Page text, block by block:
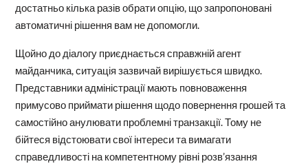
достатньо кілька разів обрати опцію, що запропоновані
автоматичні рішення вам не допомогли.
Щойно до діалогу приєднається справжній агент
майданчика, ситуація зазвичай вирішується швидко.
Представники адміністрації мають повноваження
примусово приймати рішення щодо повернення грошей та
самостійно анулювати проблемні транзакції. Тому не
бійтеся відстоювати свої інтереси та вимагати
справедливості на компетентному рівні розв’язання